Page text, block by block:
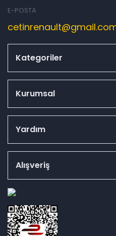
E-POSTA
Kategoriler
Kurumsal
Yardım
Alışveriş